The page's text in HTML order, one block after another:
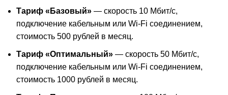
Тариф «Базовый» — скорость 10 Мбит/с,
подключение кабельным или Wi-Fi соединением,
стоимость 500 рублей в месяц.
Тариф «Оптимальный» — скорость 50 Мбит/с,
подключение кабельным или Wi-Fi соединением,
стоимость 1000 рублей в месяц.